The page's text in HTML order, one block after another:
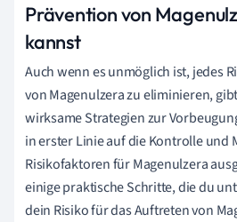
Prävention von
kannst
Auch wenn es unmöglich ist, jedes
von Magenulzera zu eliminieren,
wirksame Strategien zur
in erster Linie auf die Kontrolle und
Risikofaktoren für Magenulzera
einige praktische Schritte, die du
dein Risiko für das Auftreten von